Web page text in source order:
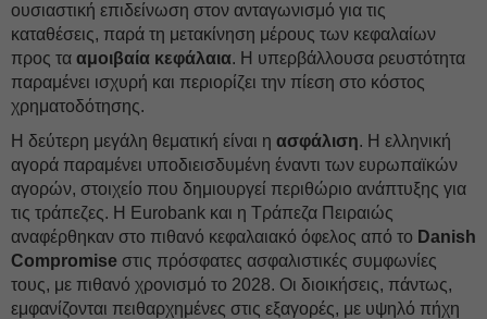
ουσιαστική επιδείνωση στον ανταγωνισμό για τις
καταθέσεις, παρά τη μετακίνηση μέρους των κεφαλαίων
προς τα αμοιβαία κεφάλαια. Η υπερβάλλουσα ρευστότητα
παραμένει ισχυρή και περιορίζει την πίεση στο κόστος
χρηματοδότησης.
Η δεύτερη μεγάλη θεματική είναι η ασφάλιση. Η ελληνική
αγορά παραμένει υποδιεισδυμένη έναντι των ευρωπαϊκών
αγορών, στοιχείο που δημιουργεί περιθώριο ανάπτυξης για
τις τράπεζες. Η Eurobank και η Τράπεζα Πειραιώς
αναφέρθηκαν στο πιθανό κεφαλαιακό όφελος από το Danish
Compromise στις πρόσφατες ασφαλιστικές συμφωνίες
τους, με πιθανό χρονισμό το 2028. Οι διοικήσεις, πάντως,
εμφανίζονται πειθαρχημένες στις εξαγορές, με υψηλό πήχη